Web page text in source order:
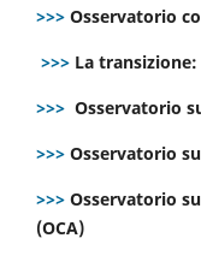
>>> Osservatorio
>>> La
>>> Osservatorio
>>> Osservatorio
>>> Osservatorio
(OCA)